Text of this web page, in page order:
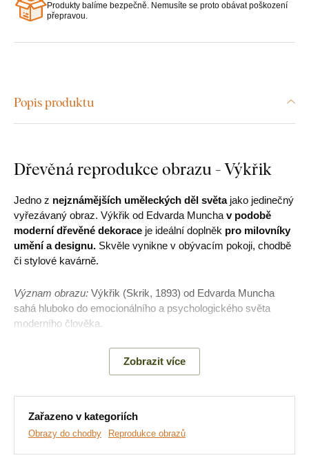
Produkty balíme bezpečně. Nemusíte se proto obávat poškození
přepravou.
Popis produktu
Dřevěná reprodukce obrazu - Výkřik
Jedno z nejznámějších uměleckých děl světajako jedinečný
vyřezávaný obraz. Výkřik od Edvarda Muncha v podobě
moderní dřevěné dekorace je ideální doplněk pro milovníky
umění a designu. Skvěle vynikne v obývacím pokoji, chodbě
či stylové kavárně.
Význam obrazu: Výkřik (Skrik, 1893) od Edvarda Muncha
sahá hluboko do emocionálního a psychologického světa
moderního člověka.
Hlavní výhody produktu:
Jednoduchá montáž na stěnu
Ekologická výroba ze dřeva
Zobrazit více
Zařazeno v kategoriích
Obrazy do chodby Reprodukce obrazů